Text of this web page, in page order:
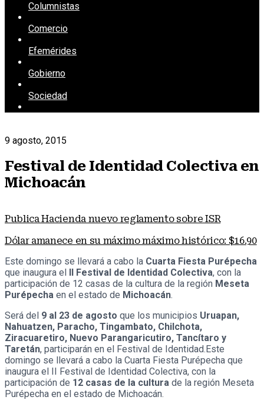
Columnistas
Comercio
Efemérides
Gobierno
Sociedad
9 agosto, 2015
Festival de Identidad Colectiva en
Michoacán
Publica Hacienda nuevo reglamento sobre ISR
Dólar amanece en su máximo máximo histórico: $16.90
Este domingo se llevará a cabo la Cuarta Fiesta Purépecha
que inaugura el II Festival de Identidad Colectiva, con la
participación de 12 casas de la cultura de la región Meseta
Purépecha en el estado de Michoacán.
Será del 9 al 23 de agosto que los municipios Uruapan,
Nahuatzen, Paracho, Tingambato, Chilchota,
Ziracuaretiro, Nuevo Parangaricutiro, Tancítaro y
Taretán, participarán en el Festival de Identidad.Este
domingo se llevará a cabo la Cuarta Fiesta Purépecha que
inaugura el II Festival de Identidad Colectiva, con la
participación de 12 casas de la cultura de la región Meseta
Purépecha en el estado de Michoacán.